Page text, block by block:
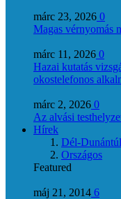
márc 23, 2026 0
Magas vérnyomás
márc 11, 2026 0
Hazai kutatás
okostelefonos
márc 2, 2026 0
Az alvási
Hírek
Dél-Dunántúl
Országos
Featured
máj 21, 2014 6